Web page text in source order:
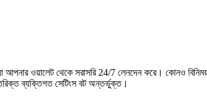
ওয়ালেট থেকে সরাসরি 24/7 লেনদেন করে। কোনও
ব্যক্তিগত সেটিংস বট অন্তর্ভুক্ত।